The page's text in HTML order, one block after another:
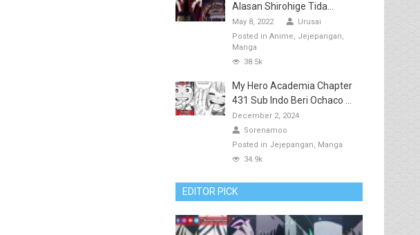
Alasan Shirohige Tida...
May 8, 2022
Urusai
Posted in Anime
Jejepangan
Manga
38.5k
My Hero Academia Chapter
431 Sub Indo Beri Ochaco ...
December 2, 2024
Sorenamoo
Posted in Jejepangan
Manga
34.9k
EDITOR PICK